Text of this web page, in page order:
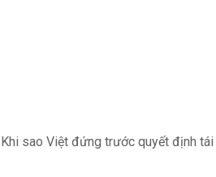
Khi sao Việt đứng trước quyết định